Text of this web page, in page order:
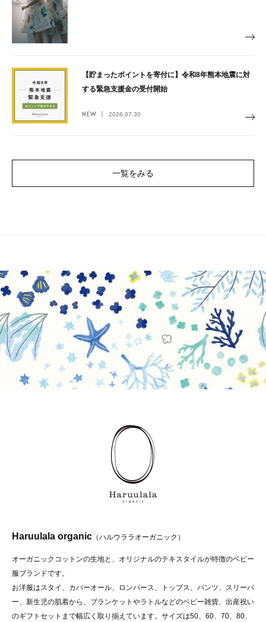
【貯まったポイントを寄付に】令和8年熊本地震に対
する緊急支援金の受付開始
NEW 2026.07.30
一覧をみる
Haruulala organic （ハルウララオーガニック）
オーガニックコットンの生地と、オリジナルのテキスタイルが特徴のベビー
服ブランドです。
お洋服はスタイ、カバーオール、ロンパース、トップス、パンツ、スリーパ
ー、新生児の肌着から、ブランケットやラトルなどのベビー雑貨、出産祝い
のギフトセットまで幅広く取り揃えています。サイズは50、60、70、80、